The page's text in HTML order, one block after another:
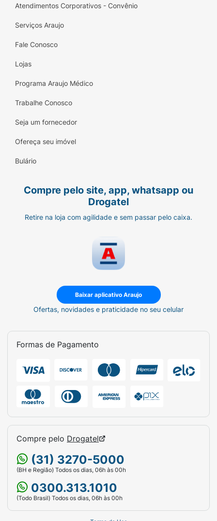
Atendimentos Corporativos - Convênio
Serviços Araujo
Fale Conosco
Lojas
Programa Araujo Médico
Trabalhe Conosco
Seja um fornecedor
Ofereça seu imóvel
Bulário
Compre pelo site, app, whatsapp ou
Drogatel
Retire na loja com agilidade e sem passar pelo caixa.
Baixar aplicativo Araujo
Ofertas, novidades e praticidade no seu celular
Formas de Pagamento
Compre pelo Drogatel
(31) 3270-5000
(BH e Região) Todos os dias, 06h às 00h
0300.313.1010
(Todo Brasil) Todos os dias, 06h às 00h